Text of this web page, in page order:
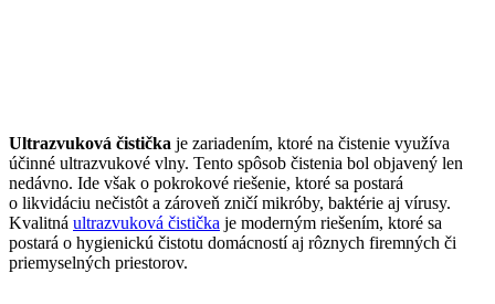
Ultrazvuková čistička je zariadením, ktoré na čistenie využíva
účinné ultrazvukové vlny. Tento spôsob čistenia bol objavený len
nedávno. Ide však o pokrokové riešenie, ktoré sa postará
o likvidáciu nečistôt a zároveň zničí mikróby, baktérie aj vírusy.
Kvalitná ultrazvuková čistička je moderným riešením, ktoré sa
postará o hygienickú čistotu domácností aj rôznych firemných či
priemyselných priestorov.